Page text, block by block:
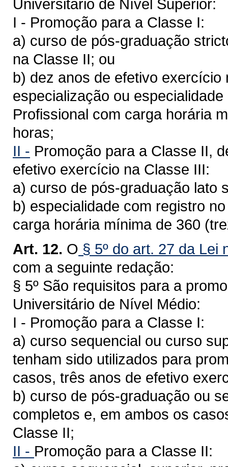
Universitário de Nível Superior:
I - Promoção para a Classe I:
a) curso de pós-graduação
na Classe II; ou
b) dez anos de efetivo
especialização ou
Profissional com carga horária
horas;
II - Promoção para a Classe II,
efetivo exercício na Classe III:
a) curso de pós-graduação lato
b) especialidade com registro
carga horária mínima de 360
Art. 12. O § 5º do art. 27 da Lei
com a seguinte redação:
§ 5º São requisitos para a
Universitário de Nível Médio:
I - Promoção para a Classe I:
a) curso sequencial ou curso
tenham sido utilizados para
casos, três anos de efetivo
b) curso de pós-graduação ou
completos e, em ambos os
Classe II;
II - Promoção para a Classe II: